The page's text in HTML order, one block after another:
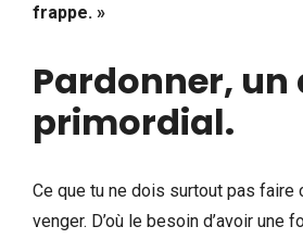
frappe. »
Pardonner, un
primordial.
Ce que tu ne dois surtout pas faire
venger. D’où le besoin d’avoir une